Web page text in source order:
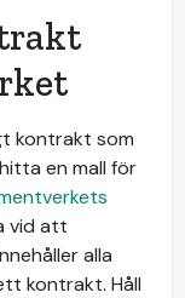
kontrakt som
en mall för
vid att
alla
kontrakt. Håll